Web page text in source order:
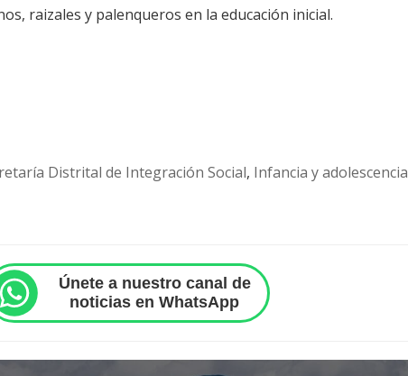
raizales y palenqueros en la educación inicial.
Distrital de Integración Social, Infancia y adolescencia
Únete a nuestro canal de
noticias en WhatsApp